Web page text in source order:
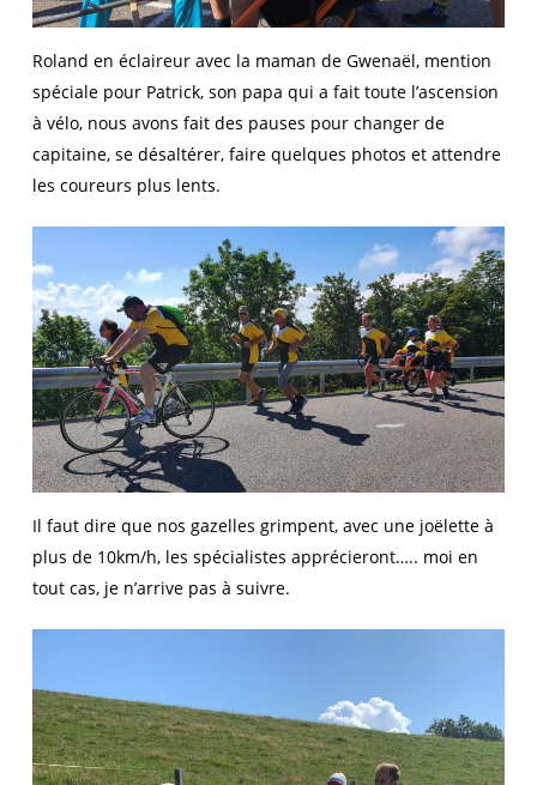
Roland en éclaireur avec la maman de Gwenaël, mention
spéciale pour Patrick, son papa qui a fait toute l’ascension
à vélo, nous avons fait des pauses pour changer de
capitaine, se désaltérer, faire quelques photos et attendre
les coureurs plus lents.
Il faut dire que nos gazelles grimpent, avec une joëlette à
plus de 10km/h, les spécialistes apprécieront….. moi en
tout cas, je n’arrive pas à suivre.